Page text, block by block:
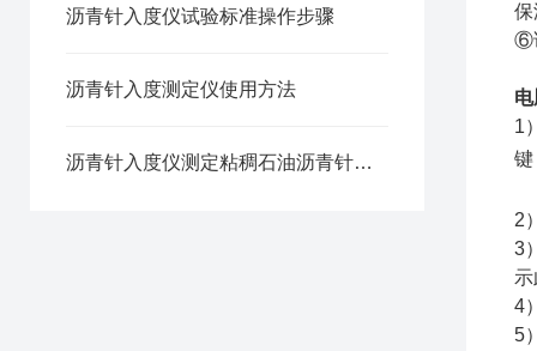
沥青针入度仪试验标准操作步骤
沥青针入度测定仪使用方法
沥青针入度仪测定粘稠石油沥青针入度的方法
保
⑥
1
键
2
3
4
5